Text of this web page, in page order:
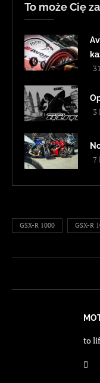
To może Cię
3
7
GSX-R 1000 GSX-R
to